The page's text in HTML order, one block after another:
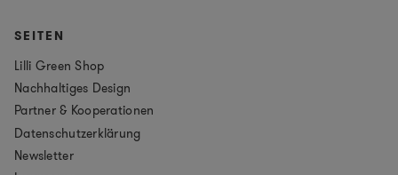
SEITEN
Lilli Green Shop
Nachhaltiges Design
Partner & Kooperationen
Datenschutzerklärung
Newsletter